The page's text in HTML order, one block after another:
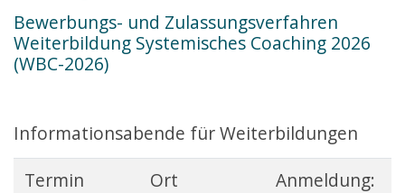
Bewerbungs- und Zulassungsverfahren
Weiterbildung Systemisches Coaching 2026
(WBC-2026)
Informationsabende für Weiterbildungen
Termin
Ort Anmeldung: